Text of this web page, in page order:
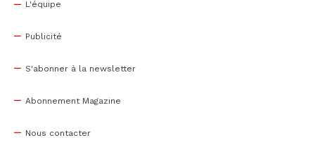
L'équipe
Publicité
S'abonner à la newsletter
Abonnement Magazine
Nous contacter